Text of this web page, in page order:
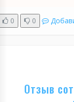
0 0
Отзыв